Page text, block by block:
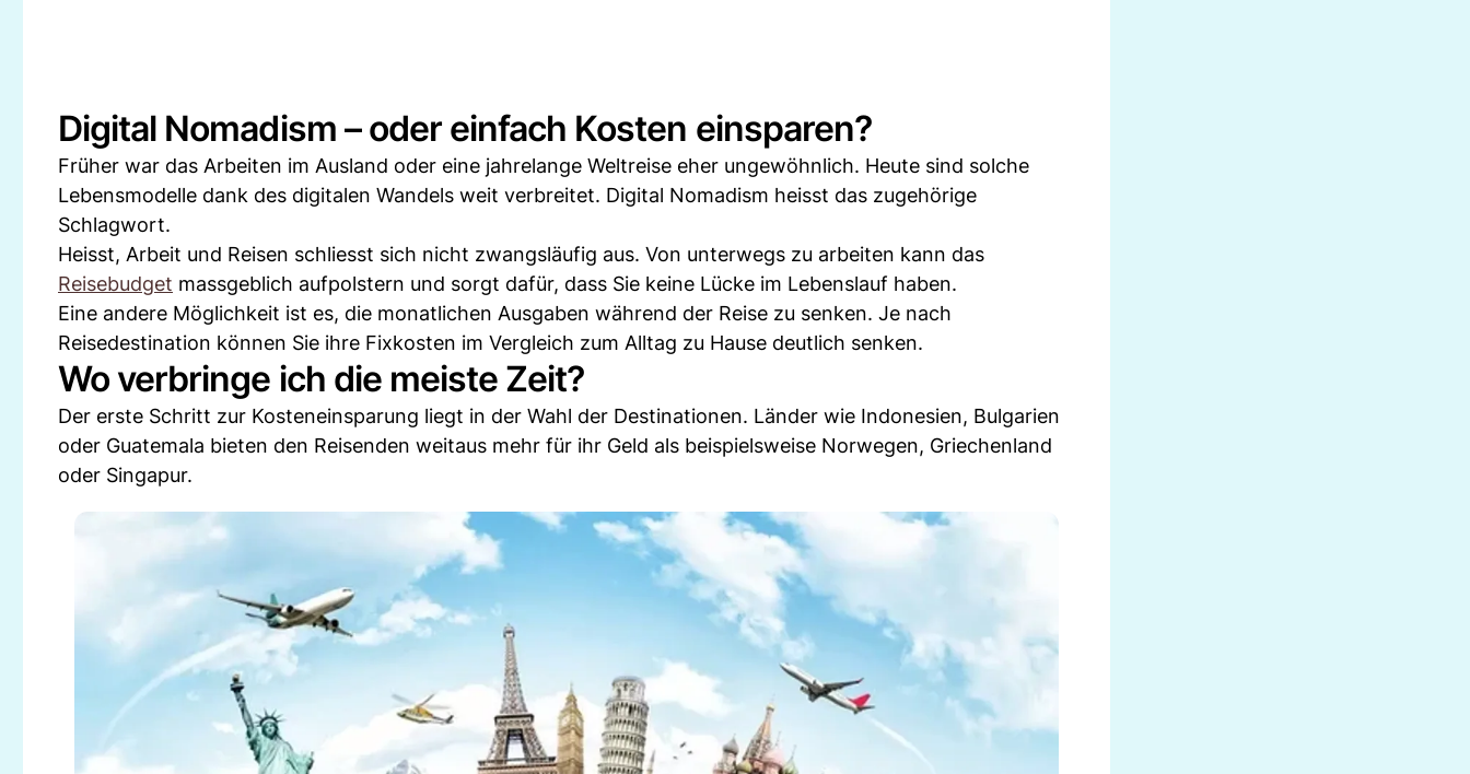
Digital Nomadism – oder einfach Kosten einsparen?
Früher war das Arbeiten im Ausland oder eine jahrelange Weltreise eher ungewöhnlich. Heute sind solche
Lebensmodelle dank des digitalen Wandels weit verbreitet. Digital Nomadism heisst das zugehörige
Schlagwort.
Heisst, Arbeit und Reisen schliesst sich nicht zwangsläufig aus. Von unterwegs zu arbeiten kann das
Reisebudget massgeblich aufpolstern und sorgt dafür, dass Sie keine Lücke im Lebenslauf haben.
Eine andere Möglichkeit ist es, die monatlichen Ausgaben während der Reise zu senken. Je nach
Reisedestination können Sie ihre Fixkosten im Vergleich zum Alltag zu Hause deutlich senken.
Wo verbringe ich die meiste Zeit?
Der erste Schritt zur Kosteneinsparung liegt in der Wahl der Destinationen. Länder wie Indonesien, Bulgarien
oder Guatemala bieten den Reisenden weitaus mehr für ihr Geld als beispielsweise Norwegen, Griechenland
oder Singapur.